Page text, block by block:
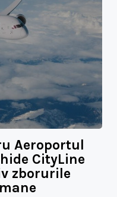
Aeroportul
CityLine
zborurile